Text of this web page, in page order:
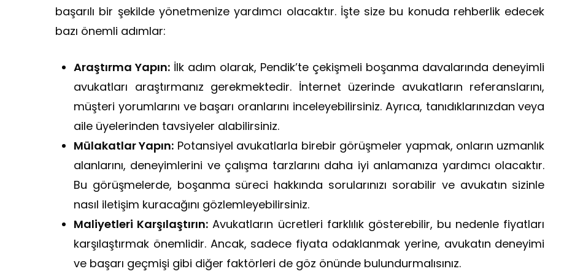
başarılı bir şekilde yönetmenize yardımcı olacaktır. İşte size bu konuda rehberlik edecek
bazı önemli adımlar:
Araştırma Yapın: İlk adım olarak, Pendik’te çekişmeli boşanma davalarında deneyimli
avukatları araştırmanız gerekmektedir. İnternet üzerinde avukatların referanslarını,
müşteri yorumlarını ve başarı oranlarını inceleyebilirsiniz. Ayrıca, tanıdıklarınızdan veya
aile üyelerinden tavsiyeler alabilirsiniz.
Mülakatlar Yapın: Potansiyel avukatlarla birebir görüşmeler yapmak, onların uzmanlık
alanlarını, deneyimlerini ve çalışma tarzlarını daha iyi anlamanıza yardımcı olacaktır.
Bu görüşmelerde, boşanma süreci hakkında sorularınızı sorabilir ve avukatın sizinle
nasıl iletişim kuracağını gözlemleyebilirsiniz.
Maliyetleri Karşılaştırın: Avukatların ücretleri farklılık gösterebilir, bu nedenle fiyatları
karşılaştırmak önemlidir. Ancak, sadece fiyata odaklanmak yerine, avukatın deneyimi
ve başarı geçmişi gibi diğer faktörleri de göz önünde bulundurmalısınız.